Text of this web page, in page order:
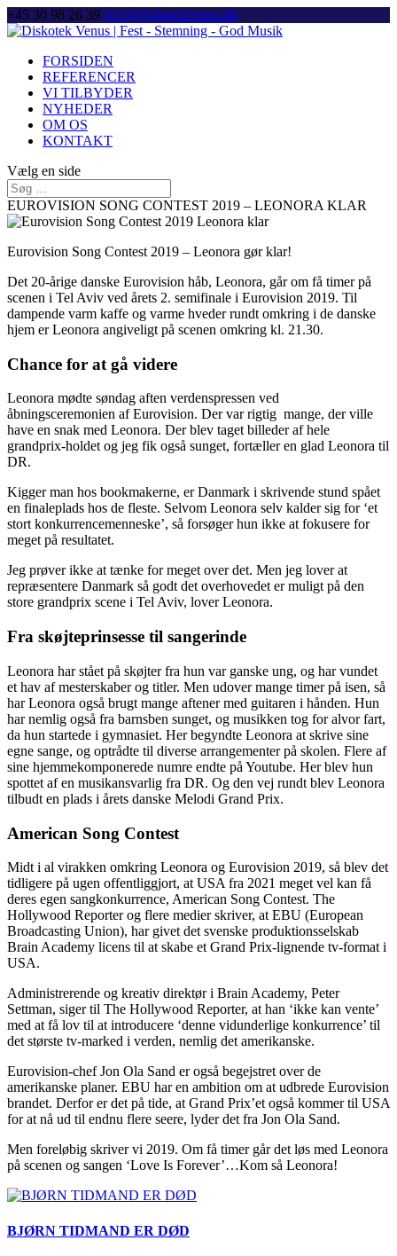
+45 30 98 26 39 Info@diskotekvenus.dk
FORSIDEN
REFERENCER
VI TILBYDER
NYHEDER
OM OS
KONTAKT
Vælg en side
EUROVISION SONG CONTEST 2019 – LEONORA KLAR
Eurovision Song Contest 2019 – Leonora gør klar!
Det 20-årige danske Eurovision håb, Leonora, går om få timer på
scenen i Tel Aviv ved årets 2. semifinale i Eurovision 2019. Til
dampende varm kaffe og varme hveder rundt omkring i de danske
hjem er Leonora angiveligt på scenen omkring kl. 21.30.
Chance for at gå videre
Leonora mødte søndag aften verdenspressen ved
åbningsceremonien af Eurovision. Der var rigtig mange, der ville
have en snak med Leonora. Der blev taget billeder af hele
grandprix-holdet og jeg fik også sunget, fortæller en glad Leonora til
DR.
Kigger man hos bookmakerne, er Danmark i skrivende stund spået
en finaleplads hos de fleste. Selvom Leonora selv kalder sig for ‘et
stort konkurrencemenneske’, så forsøger hun ikke at fokusere for
meget på resultatet.
Jeg prøver ikke at tænke for meget over det. Men jeg lover at
repræsentere Danmark så godt det overhovedet er muligt på den
store grandprix scene i Tel Aviv, lover Leonora.
Fra skøjteprinsesse til sangerinde
Leonora har stået på skøjter fra hun var ganske ung, og har vundet
et hav af mesterskaber og titler. Men udover mange timer på isen, så
har Leonora også brugt mange aftener med guitaren i hånden. Hun
har nemlig også fra barnsben sunget, og musikken tog for alvor fart,
da hun startede i gymnasiet. Her begyndte Leonora at skrive sine
egne sange, og optrådte til diverse arrangementer på skolen. Flere af
sine hjemmekomponerede numre endte på Youtube. Her blev hun
spottet af en musikansvarlig fra DR. Og den vej rundt blev Leonora
tilbudt en plads i årets danske Melodi Grand Prix.
American Song Contest
Midt i al virakken omkring Leonora og Eurovision 2019, så blev det
tidligere på ugen offentliggjort, at USA fra 2021 meget vel kan få
deres egen sangkonkurrence, American Song Contest. The
Hollywood Reporter og flere medier skriver, at EBU (European
Broadcasting Union), har givet det svenske produktionsselskab
Brain Academy licens til at skabe et Grand Prix-lignende tv-format i
USA.
Administrerende og kreativ direktør i Brain Academy, Peter
Settman, siger til The Hollywood Reporter, at han ‘ikke kan vente’
med at få lov til at introducere ‘denne vidunderlige konkurrence’ til
det største tv-marked i verden, nemlig det amerikanske.
Eurovision-chef Jon Ola Sand er også begejstret over de
amerikanske planer. EBU har en ambition om at udbrede Eurovision
brandet. Derfor er det på tide, at Grand Prix’et også kommer til USA
for at nå ud til endnu flere seere, lyder det fra Jon Ola Sand.
Men foreløbig skriver vi 2019. Om få timer går det løs med Leonora
på scenen og sangen ‘Love Is Forever’…Kom så Leonora!
BJØRN TIDMAND ER DØD